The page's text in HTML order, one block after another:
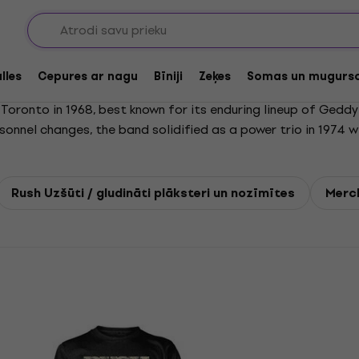
Cepures ar nagu Bīniji Zeķes Somas un
in 1968, best known for its enduring lineup of
changes, the band solidified as a power trio in 1974
musicianship, intricate compositions, and lyrics
and Roll Hall of Fame. Celebrated for their technical
Rush Uzšūti / gludināti plāksteri un nozīmītes